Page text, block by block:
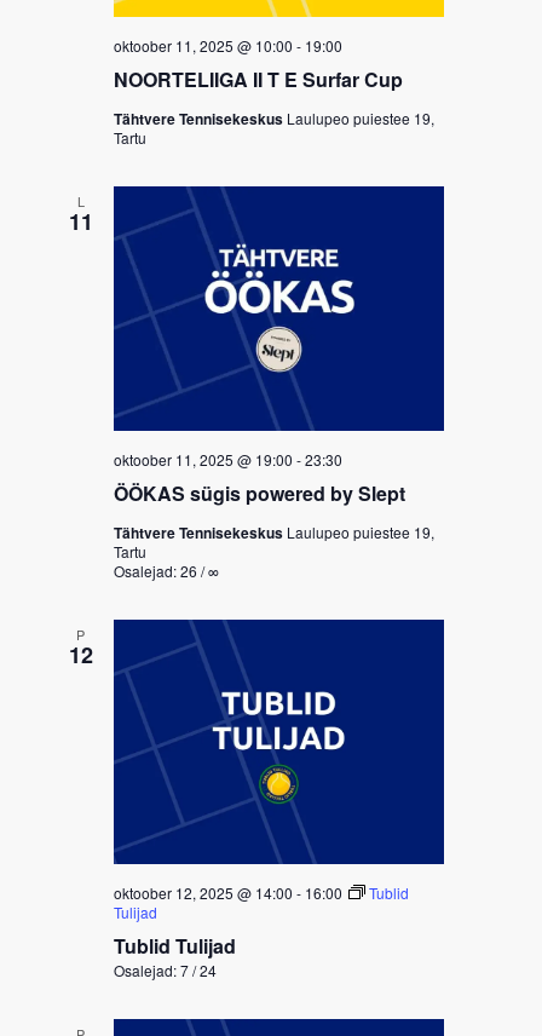
NOORTELIIGA II T E Surfar Cup
oktoober 11, 2025 @ 10:00 - 19:00
Tähtvere Tennisekeskus Laulupeo puiestee 19,
Tartu
L
11
ÖÖKAS sügis powered by Slept
oktoober 11, 2025 @ 19:00 -23:30
Tähtvere Tennisekeskus Laulupeo puiestee 19,
Tartu
Osalejad: 26 / ∞
P
12
Tublid Tulijad
oktoober 12, 2025 @ 14:00 - 16:00
Tublid
Tulijad
Osalejad: 7 / 24